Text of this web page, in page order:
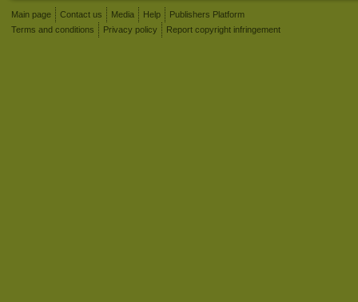
Main page Contact us Media Help
Publishers Platform
Terms and conditions
Privacy policy Report copyright infringement